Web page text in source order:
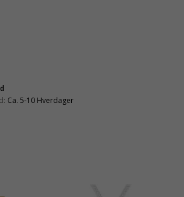
Ca. 5-10 Hverdager